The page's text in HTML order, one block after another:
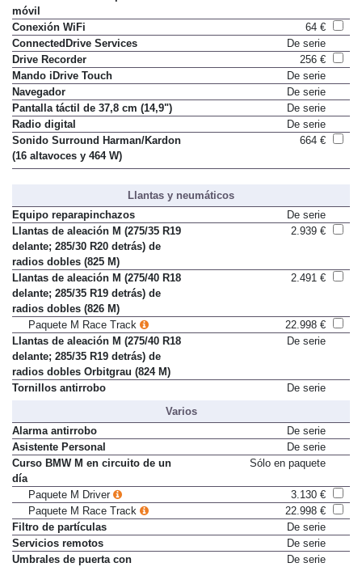
móvil
Conexión WiFi
64 €
ConnectedDrive Services
De serie
Drive Recorder
256 €
Mando iDrive Touch
De serie
Navegador
De serie
Pantalla táctil de 37,8 cm (14,9")
De serie
Radio digital
De serie
Sonido Surround Harman/Kardon
(16 altavoces y 464 W)
664 €
Llantas y neumáticos
Equipo reparapinchazos
De serie
Llantas de aleación M (275/35 R19
delante; 285/30 R20 detrás) de
radios dobles (825 M)
2.939 €
Llantas de aleación M (275/40 R18
delante; 285/35 R19 detrás) de
radios dobles (826 M)
2.491 €
Paquete M Race Track
22.998 €
Llantas de aleación M (275/40 R18
delante; 285/35 R19 detrás) de
radios dobles Orbitgrau (824 M)
De serie
Tornillos antirrobo
De serie
Varios
Alarma antirrobo
De serie
Asistente Personal
De serie
Curso BMW M en circuito de un
día
Sólo en paquete
Paquete M Driver
3.130 €
Paquete M Race Track
22.998 €
Filtro de partículas
De serie
Servicios remotos
De serie
Umbrales de puerta con
De serie